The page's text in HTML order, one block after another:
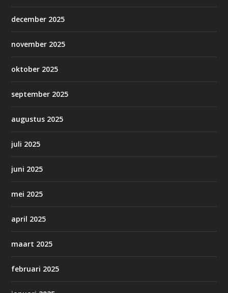
december 2025
november 2025
oktober 2025
september 2025
augustus 2025
juli 2025
juni 2025
mei 2025
april 2025
maart 2025
februari 2025